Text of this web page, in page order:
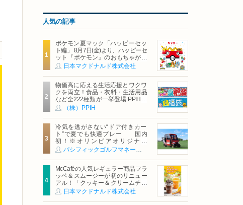
人気の記事
ポケモン夏マック「ハッピーセッ
ト編」 8月7日(金)より、ハッピーセ
ット『ポケモン』のおもちゃが期
間限定登場
日本マクドナルド株式会社
物価高に応える生活応援とワクワ
クを両立！食品・衣料・生活用品
など全222種類が一挙登場 PPIHグ
ループ「夏福袋」＆セール 8月6日
(木)より順次スタート
（株）PPIH
冷気を逃がさない“ドア付きカー
ト”で夏でも快適プレー 国内
初！※オリンピアオリジナル
「AirCon Cart（エアコンカー
ト）」導入 | ＰＧＭ
McCaféの人気レギュラー商品フラ
ッペ＆スムージーが初のリニュー
アル！「クッキー＆クリームチョ
コフラッペ」「マンゴースムージ
ー」8月5日（水）から販売開始
日本マクドナルド株式会社